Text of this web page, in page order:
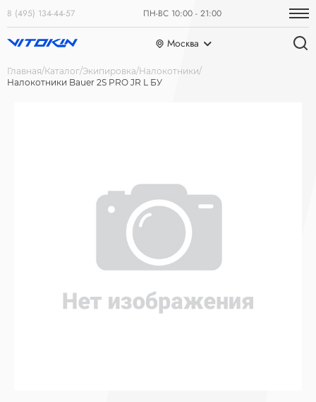
8 (495) 134-44-57 ПН-ВС 10:00 - 21:00
Москва
Главная Каталог Экипировка Налокотники
Налокотники Bauer 2S PRO JR L БУ